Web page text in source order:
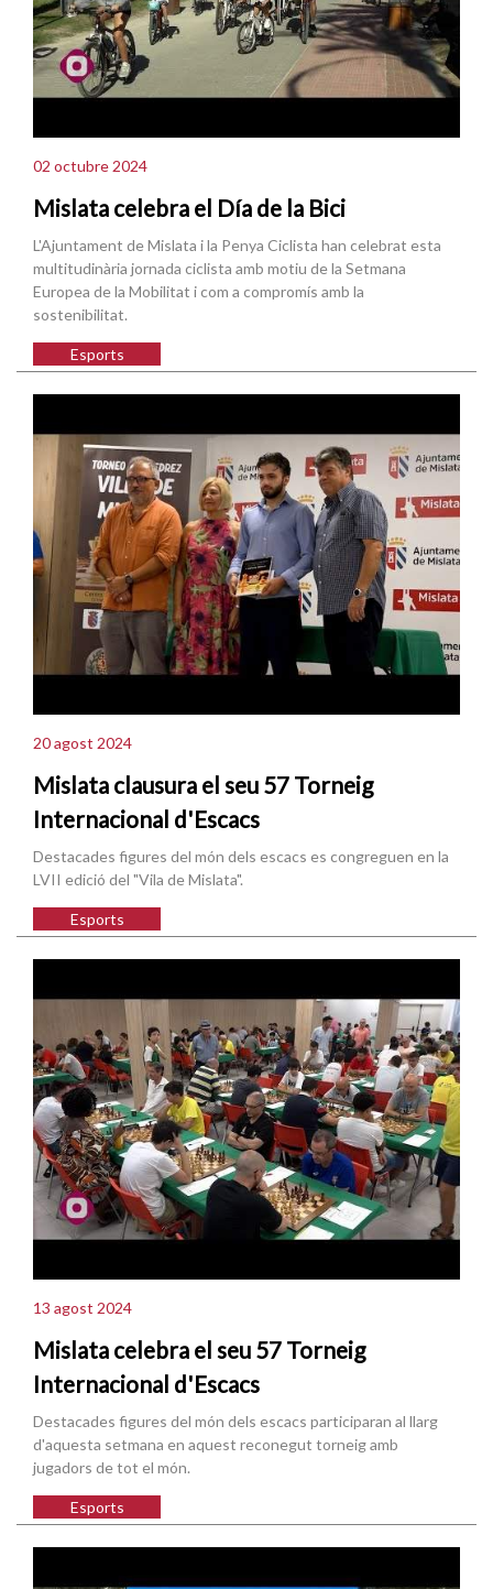
02 octubre 2024
Mislata celebra el Día de la Bici
L'Ajuntament de Mislata i la Penya Ciclista han celebrat esta
multitudinària jornada ciclista amb motiu de la Setmana
Europea de la Mobilitat i com a compromís amb la
sostenibilitat.
Esports
20 agost 2024
Mislata clausura el seu 57 Torneig
Internacional d'Escacs
Destacades figures del món dels escacs es congreguen en la
LVII edició del "Vila de Mislata".
Esports
13 agost 2024
Mislata celebra el seu 57 Torneig
Internacional d'Escacs
Destacades figures del món dels escacs participaran al llarg
d'aquesta setmana en aquest reconegut torneig amb
jugadors de tot el món.
Esports